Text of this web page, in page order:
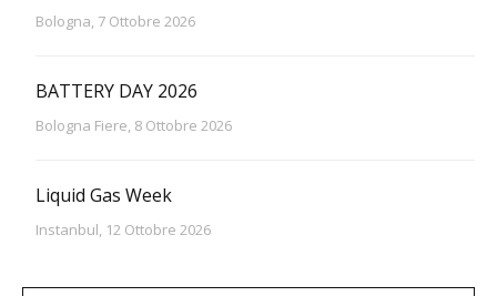
Bologna, 7 Ottobre 2026
BATTERY DAY 2026
Bologna Fiere, 8 Ottobre 2026
Liquid Gas Week
Instanbul, 12 Ottobre 2026